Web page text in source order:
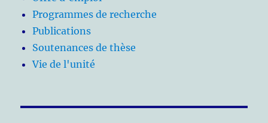
Programmes de recherche
Publications
Soutenances de thèse
Vie de l'unité